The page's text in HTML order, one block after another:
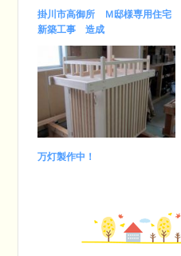
掛川市高御所 Ｍ邸様専用住宅
新築工事 造成
万灯製作中！